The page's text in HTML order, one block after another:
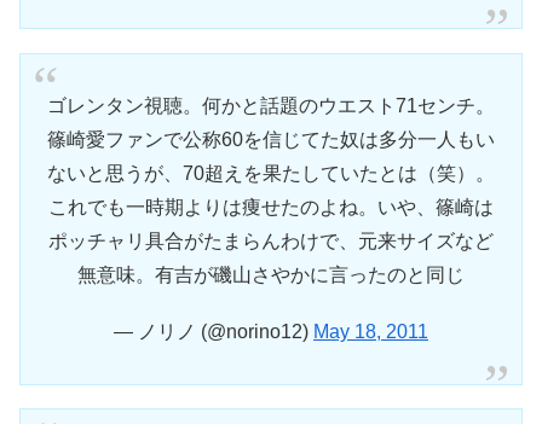
ゴレンタン視聴。何かと話題のウエスト71センチ。
篠崎愛ファンで公称60を信じてた奴は多分一人もい
ないと思うが、70超えを果たしていたとは（笑）。
これでも一時期よりは痩せたのよね。いや、篠崎は
ポッチャリ具合がたまらんわけで、元来サイズなど
無意味。有吉が磯山さやかに言ったのと同じ
— ノリノ (@norino12) May 18, 2011